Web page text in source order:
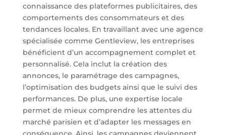
connaissance des plateformes publicitaires, des
comportements des consommateurs et des
tendances locales. En travaillant avec une agence
spécialisée comme Gentleview, les entreprises
bénéficient d’un accompagnement complet et
personnalisé. Cela inclut la création des
annonces, le paramétrage des campagnes,
l’optimisation des budgets ainsi que le suivi des
performances. De plus, une expertise locale
permet de mieux comprendre les attentes du
marché parisien et d’adapter les messages en